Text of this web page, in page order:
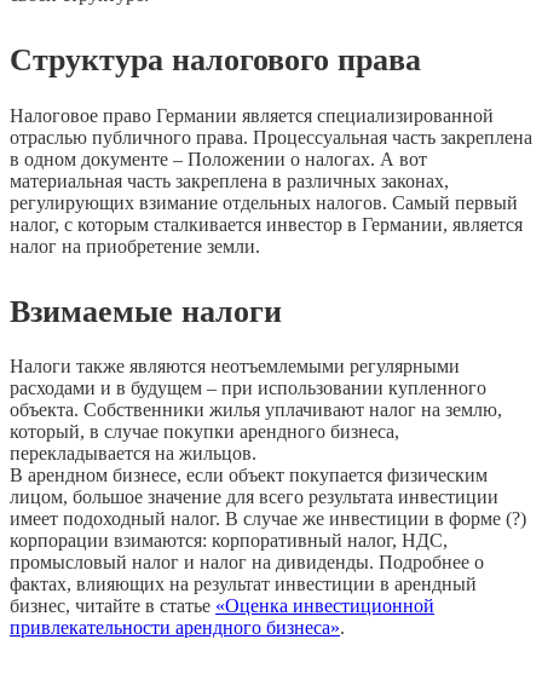
Структура налогового права
Налоговое право Германии является специализированной
отраслью публичного права. Процессуальная часть закреплена
в одном документе – Положении о налогах. А вот
материальная часть закреплена в различных законах,
регулирующих взимание отдельных налогов. Самый первый
налог, с которым сталкивается инвестор в Германии, является
налог на приобретение земли.
Взимаемые налоги
Налоги также являются неотъемлемыми регулярными
расходами и в будущем – при использовании купленного
объекта. Собственники жилья уплачивают налог на землю,
который, в случае покупки арендного бизнеса,
перекладывается на жильцов.
В арендном бизнесе, если объект покупается физическим
лицом, большое значение для всего результата инвестиции
имеет подоходный налог. В случае же инвестиции в форме (?)
корпорации взимаются: корпоративный налог, НДС,
промысловый налог и налог на дивиденды. Подробнее о
фактах, влияющих на результат инвестиции в арендный
бизнес, читайте в статье «Оценка инвестиционной
привлекательности арендного бизнеса».